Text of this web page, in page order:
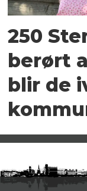
250
berørt
blir de